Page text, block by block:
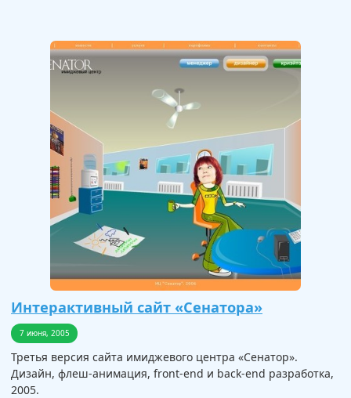
Интерактивный сайт «Сенатора»
7 июня, 2005
Третья версия сайта имиджевого центра «Сенатор».
Дизайн, флеш-анимация, front-end и back-end разработка,
2005.